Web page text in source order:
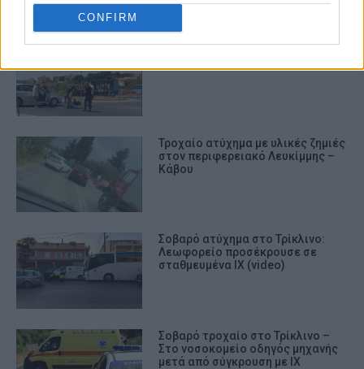
CONFIRM
Τροχαίο ατύχημα με τραυματισμό
Τροχαίο ατύχημα με υλικές ζημιές
στον περιφερειακό Λευκίμμης –
Κάβου
Σοβαρό ατύχημα στο Τρίκλινο:
Λεωφορείο προσέκρουσε σε
σταθμευμένα ΙΧ (video)
Σοβαρό τροχαίο στο Τρίκλινο –
Στο νοσοκομείο οδηγός μηχανής
μετά από σύγκρουση με ΙΧ